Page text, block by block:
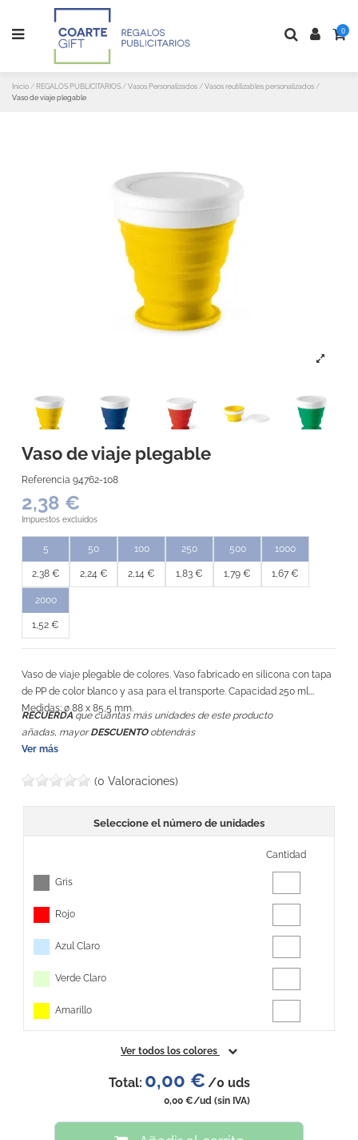
0
Inicio REGALOS PUBLICITARIOS Vasos Personalizados
Vasos reutilizables personalizados
Vaso de viaje plegable
Vaso de viaje plegable
Referencia 94762-108
2,38 €
Impuestos excluidos
5
2,38 €
50
2,24 €
100
2,14 €
250
1,83 €
500
1,79 €
1000
1,67 €
2000
1,52 €
Vaso de viaje plegable de colores. Vaso fabricado en silicona con tapa
de PP de color blanco y asa para el transporte. Capacidad 250 ml.
Medidas: ø 88 x 85,5 mm.
RECUERDA que cuántas más unidades de este producto
añadas, mayorDESCUENTOobtendrás
Ver más
(0 Valoraciones)
Seleccione el número de unidades
Cantidad
Gris
Rojo
Azul Claro
Verde Claro
Amarillo
Ver todos los colores
Total: 0,00 € /0 uds
0,00 €/ud (sin IVA)